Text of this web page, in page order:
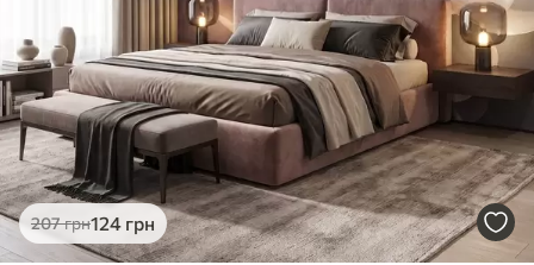
Преміум Вініл
1216730грн/м²
Peel and Stick
1458 875 грн/м²
207грн124 грн